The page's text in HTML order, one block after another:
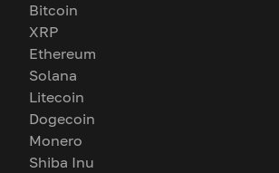
Bitcoin
XRP
Ethereum
Solana
Litecoin
Dogecoin
Monero
Shiba Inu